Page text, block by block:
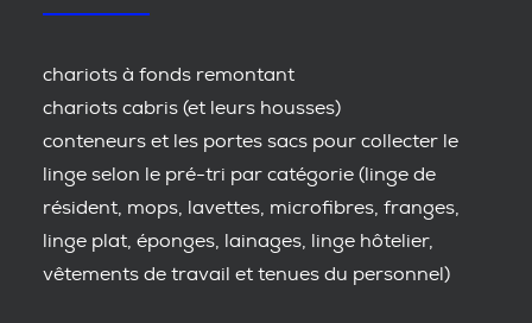
chariots à fonds remontant
chariots cabris (et leurs housses)
conteneurs et les portes sacs pour collecter le
linge selon le pré-tri par catégorie (linge de
résident, mops, lavettes, microfibres, franges,
linge plat, éponges, lainages, linge hôtelier,
vêtements de travail et tenues du personnel)